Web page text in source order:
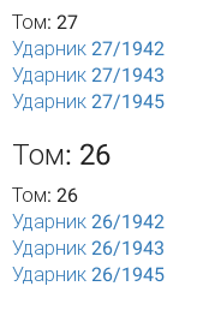
Том: 27
Ударник 27/1942
Ударник 27/1943
Ударник 27/1945
Том: 26
Том: 26
Ударник 26/1942
Ударник 26/1943
Ударник 26/1945